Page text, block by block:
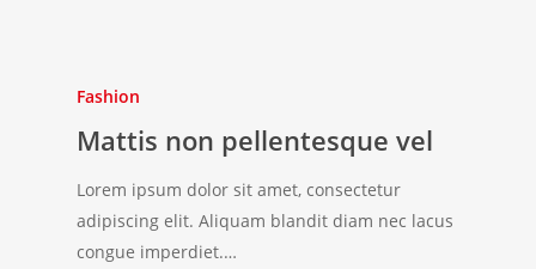
Fashion
Mattis non pellentesque vel
Lorem ipsum dolor sit amet, consectetur
adipiscing elit. Aliquam blandit diam nec lacus
congue imperdiet.…